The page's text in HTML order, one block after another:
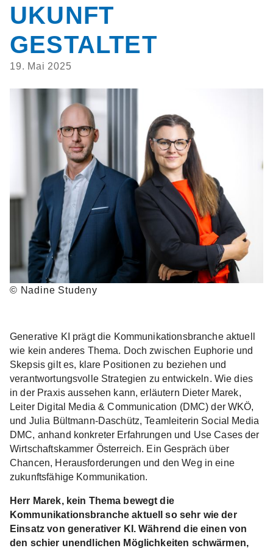
UKUNFT
GESTALTET
19. Mai 2025
© Nadine Studeny
Generative KI prägt die Kommunikationsbranche aktuell
wie kein anderes Thema. Doch zwischen Euphorie und
Skepsis gilt es, klare Positionen zu beziehen und
verantwortungsvolle Strategien zu entwickeln. Wie dies
in der Praxis aussehen kann, erläutern Dieter Marek,
Leiter Digital Media & Communication (DMC) der WKÖ,
und Julia Bültmann-Daschütz, Teamleiterin Social Media
DMC, anhand konkreter Erfahrungen und Use Cases der
Wirtschaftskammer Österreich. Ein Gespräch über
Chancen, Herausforderungen und den Weg in eine
zukunftsfähige Kommunikation.
Herr Marek, kein Thema bewegt die
Kommunikationsbranche aktuell so sehr wie der
Einsatz von generativer KI. Während die einen von
den schier unendlichen Möglichkeiten schwärmen,